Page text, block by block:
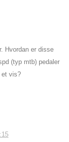
Hvordan er disse
(typ mtb) pedaler
et vis?